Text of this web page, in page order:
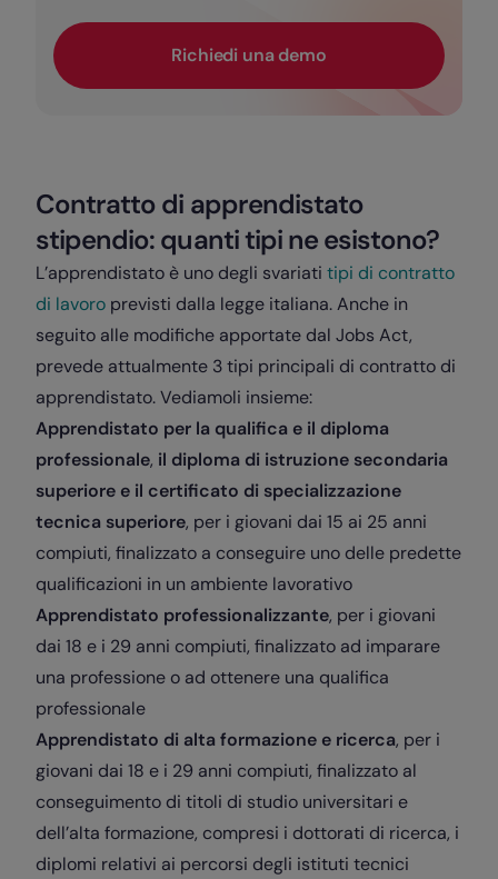
Richiedi una demo
Contratto di apprendistato
stipendio: quanti tipi ne esistono?
L’apprendistato è uno degli svariati tipi di contratto
di lavoro previsti dalla legge italiana. Anche in
seguito alle modifiche apportate dal Jobs Act,
prevede attualmente 3 tipi principali di contratto di
apprendistato. Vediamoli insieme:
Apprendistato per la qualifica e il diploma
professionale, il diploma di istruzione secondaria
superiore e il certificato di specializzazione
tecnica superiore, per i giovani dai 15 ai 25 anni
compiuti, finalizzato a conseguire uno delle predette
qualificazioni in un ambiente lavorativo
Apprendistato professionalizzante, per i giovani
dai 18 e i 29 anni compiuti, finalizzato ad imparare
una professione o ad ottenere una qualifica
professionale
Apprendistato di alta formazione e ricerca, per i
giovani dai 18 e i 29 anni compiuti, finalizzato al
conseguimento di titoli di studio universitari e
dell’alta formazione, compresi i dottorati di ricerca, i
diplomi relativi ai percorsi degli istituti tecnici